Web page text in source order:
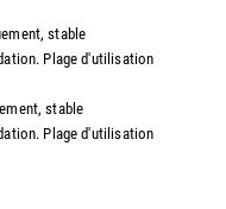
stable
Plage d'utilisation
stable
Plage d'utilisation